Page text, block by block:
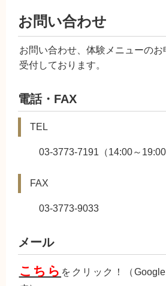
お問い合わせ
お問い合わせ、体験メニューの
受付しております。
電話・FAX
TEL
03-3773-7191（14:00～19:00
FAX
03-3773-9033
メール
こちら をクリック！（